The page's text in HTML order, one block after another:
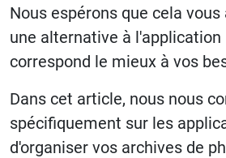
Nous espérons que cela
une alternative à l'application
correspond le mieux à vos
Dans cet article, nous nous
spécifiquement sur les
d'organiser vos archives de